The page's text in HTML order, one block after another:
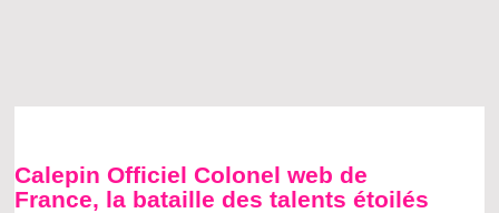
Calepin Officiel Colonel web de
France, la bataille des talents étoilés